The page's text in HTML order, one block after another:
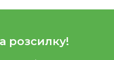
розсилку!